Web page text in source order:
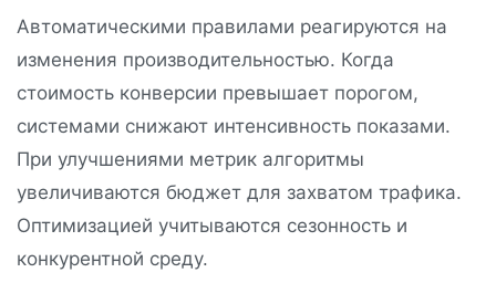
Автоматическими правилами реагируются на
изменения производительностью. Когда
стоимость конверсии превышает порогом,
системами снижают интенсивность показами.
При улучшениями метрик алгоритмы
увеличиваются бюджет для захватом трафика.
Оптимизацией учитываются сезонность и
конкурентной среду.